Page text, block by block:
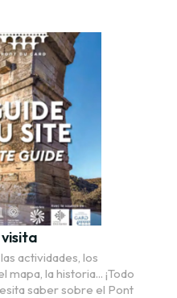
actividades, los
mapa, la historia... ¡Todo
saber sobre el Pont